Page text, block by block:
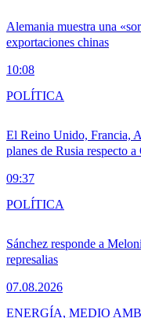
Alemania muestra una
exportaciones chinas
10:08
El Reino Unido, Francia,
planes de Rusia respecto
09:37
POLÍTICA
Sánchez responde a
represalias
07.08.2026
POLÍTICA
ENERGÍA, MEDIO